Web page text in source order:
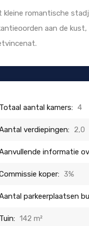
kleine romantische
aan de
Totaal aantal kamers: 4
verdiepingen: 2,0
informatie
koper: 3%
parkeerplaatsen
Tuin: 142 m²